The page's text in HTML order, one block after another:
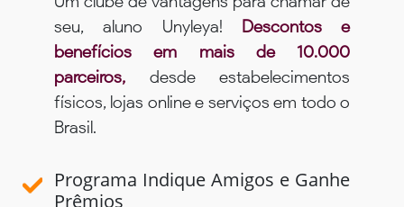
seu, aluno Unyleya! Descontos e
benefícios em mais de 10.000
parceiros, desde estabelecimentos
físicos, lojas online e serviços em todo o
Brasil.
Programa Indique Amigos e Ganhe
Prêmios